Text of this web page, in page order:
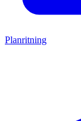
Planritning